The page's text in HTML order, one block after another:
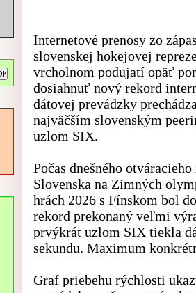
Internetové prenosy zo
slovenskej hokejovej
vrcholnom podujatí opäť
dosiahnuť nový rekord
dátovej prevádzky
najväčším slovenským
uzlom SIX.
Počas dnešného otváracieho
Slovenska na Zimných
hrách 2026 s Fínskom bol
rekord prekonaný veľmi
prvýkrát uzlom SIX tiekla
sekundu. Maximum
Graf priebehu rýchlosti